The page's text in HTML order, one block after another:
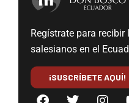
Regístrate para
salesianos en el
¡SUSCRÍBETE AQUÍ!